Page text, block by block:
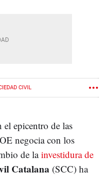
CIVIL
el epicentro de las
negocia con los
de lainvestidura de
Catalana (SCC) ha